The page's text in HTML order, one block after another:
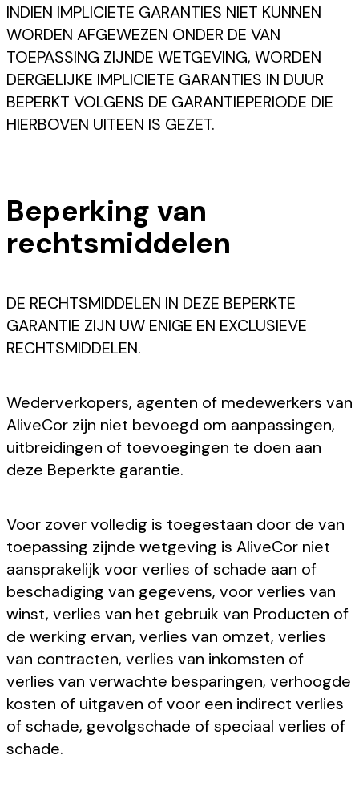
INDIEN IMPLICIETE GARANTIES NIET KUNNEN
WORDEN AFGEWEZEN ONDER DE VAN
TOEPASSING ZIJNDE WETGEVING, WORDEN
DERGELIJKE IMPLICIETE GARANTIES IN DUUR
BEPERKT VOLGENS DE GARANTIEPERIODE DIE
HIERBOVEN UITEEN IS GEZET.
Beperking van
rechtsmiddelen
DE RECHTSMIDDELEN IN DEZE BEPERKTE
GARANTIE ZIJN UW ENIGE EN EXCLUSIEVE
RECHTSMIDDELEN.
Wederverkopers, agenten of medewerkers van
AliveCor zijn niet bevoegd om aanpassingen,
uitbreidingen of toevoegingen te doen aan
deze Beperkte garantie.
Voor zover volledig is toegestaan door de van
toepassing zijnde wetgeving is AliveCor niet
aansprakelijk voor verlies of schade aan of
beschadiging van gegevens, voor verlies van
winst, verlies van het gebruik van Producten of
de werking ervan, verlies van omzet, verlies
van contracten, verlies van inkomsten of
verlies van verwachte besparingen, verhoogde
kosten of uitgaven of voor een indirect verlies
of schade, gevolgschade of speciaal verlies of
schade.